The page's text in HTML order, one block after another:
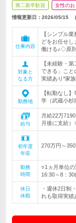
第二新卒歓迎 女性のお
情報更新日：2026/05/15
仕事内容
【シンプル
どをお任せ
働ける♪◇原
対象と
なる方
【未経験・
できる」こと
実績あり*家
勤務地
【転勤なし
学（武蔵小杉
給与
月給22万
月後に支給
初年度
年収
270万円～
勤務
時間
○1ヵ月単位
16:30～8：
休日
休暇
・週休2日制
れも取得実績